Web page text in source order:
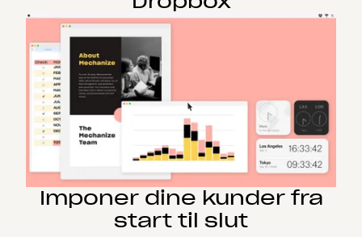
Imponer dine kunder fra
start til slut